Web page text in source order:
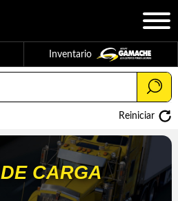
Inventario
Reiniciar
DE CARGA